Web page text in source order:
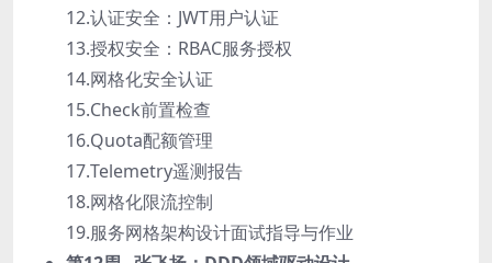
12.认证安全：JWT用户认证
13.授权安全：RBAC服务授权
14.网格化安全认证
15.Check前置检查
16.Quota配额管理
17.Telemetry遥测报告
18.网格化限流控制
19.服务网格架构设计面试指导与作业